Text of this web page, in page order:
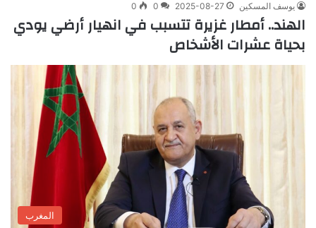
يوسف المسكين 2025-08-27
0
0
الهند.. أمطار غزيرة تتسبب في انهيار أرضي يودي
بحياة عشرات الأشخاص
المغرب